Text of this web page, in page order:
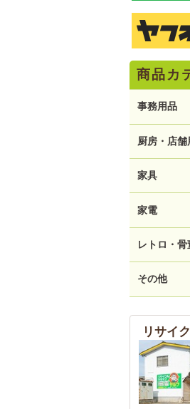
商品カ
事務用品
厨房・店舗
家具
家電
レトロ・
その他
リサイ